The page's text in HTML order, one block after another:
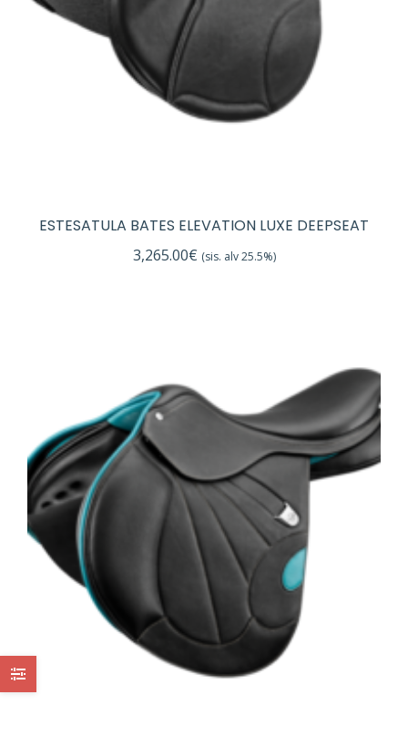
ESTESATULA BATES ELEVATION LUXE DEEPSEAT
3,265.00€ (sis. alv 25.5%)